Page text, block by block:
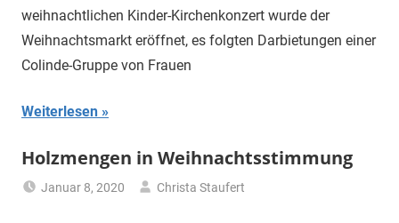
weihnachtlichen Kinder-Kirchenkonzert wurde der
Weihnachtsmarkt eröffnet, es folgten Darbietungen einer
Colinde-Gruppe von Frauen
Weiterlesen
Holzmengen in Weihnachtsstimmung
Januar 8, 2020
Christa Staufert